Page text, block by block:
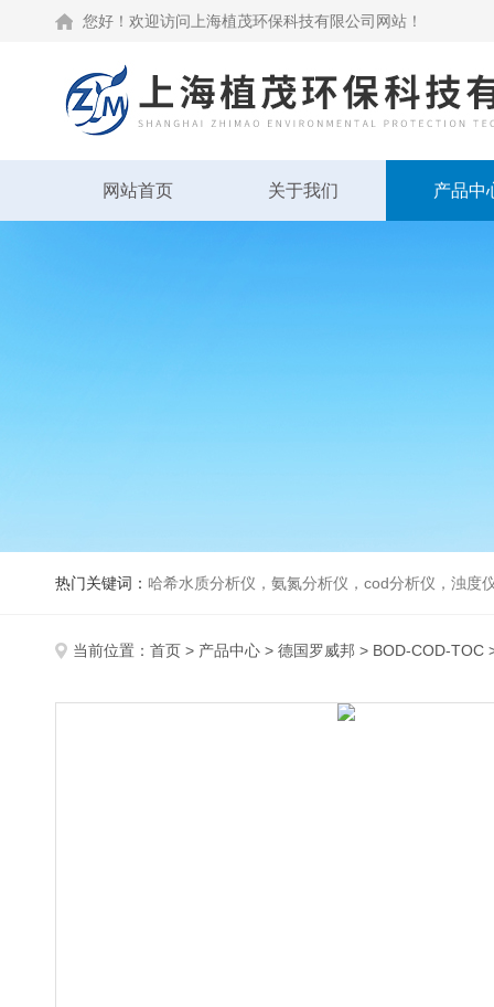
您好！欢迎访问上海植茂环保科技有限公司网站！
网站首页 关于我们 产品中
热门关键词： 哈希水质分析仪，氨氮分析仪，cod分析仪，浊度
当前位置： 首页 > 产品中心 > 德国罗威邦 > BOD-COD-TOC